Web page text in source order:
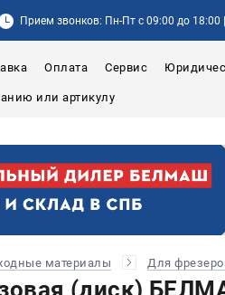
Прием звонков: Пн-Пт с 09:00 до 18:00
Оплата Сервис
материалы Для
(диск)